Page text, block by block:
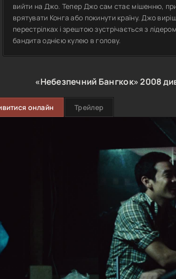
вийти на Джо. Тепер Джо сам стає мішенню,
врятувати Конга або покинути країну. Джо
перестрілках і зрештою зустрічається з
бандита однією кулею в голову.
«Небезпечний Бангкок»2008
онлайн Трейлер